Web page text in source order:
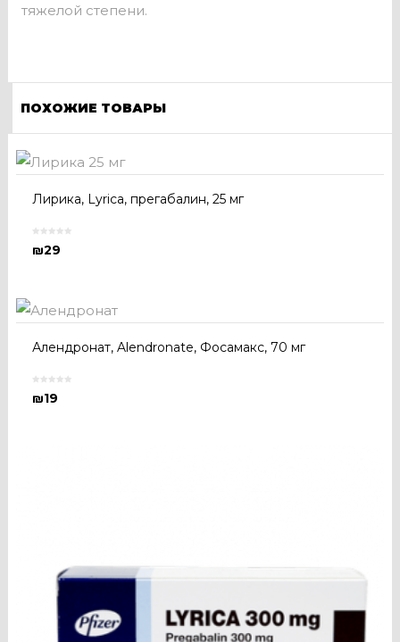
тяжелой степени.
ПОХОЖИЕ ТОВАРЫ
Лирика, Lyrica, прегабалин, 25 мг
₪29
Алендронат, Alendronate, Фосамакс, 70 мг
₪19